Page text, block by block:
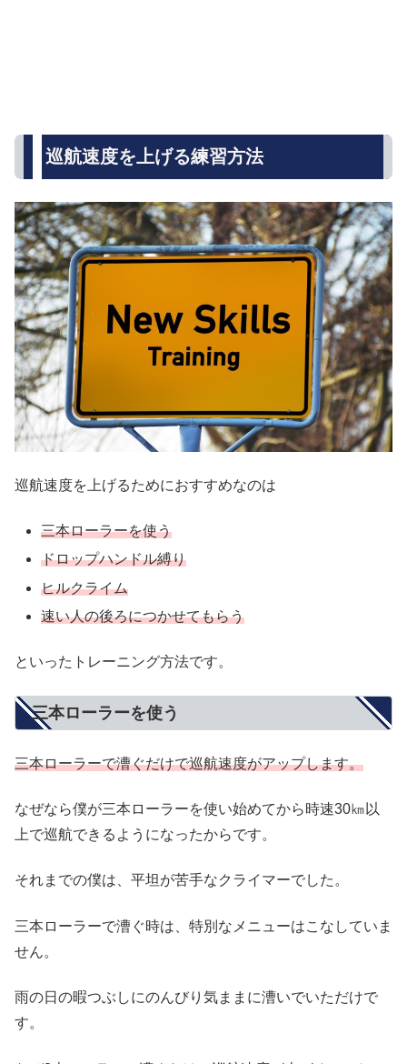
巡航速度を上げる練習方法
巡航速度を上げるためにおすすめなのは
三本ローラーを使う
ドロップハンドル縛り
ヒルクライム
速い人の後ろにつかせてもらう
といったトレーニング方法です。
三本ローラーを使う
三本ローラーで漕ぐだけで巡航速度がアップします。
なぜなら僕が三本ローラーを使い始めてから時速30㎞以
上で巡航できるようになったからです。
それまでの僕は、平坦が苦手なクライマーでした。
三本ローラーで漕ぐ時は、特別なメニューはこなしていま
せん。
雨の日の暇つぶしにのんびり気ままに漕いでいただけで
す。